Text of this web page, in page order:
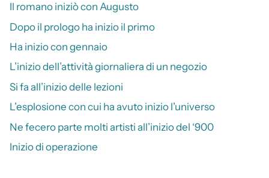
Il romano iniziò con Augusto
Dopo il prologo ha inizio il primo
Ha inizio con gennaio
L’inizio dell’attività giornaliera di un negozio
Si fa all’inizio delle lezioni
L’esplosione con cui ha avuto inizio l’universo
Ne fecero parte molti artisti all’inizio del ‘900
Inizio di operazione